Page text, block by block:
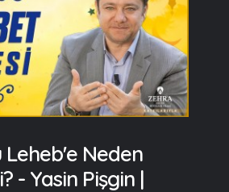
Leheb'e Neden
- Yasin Pişgin |